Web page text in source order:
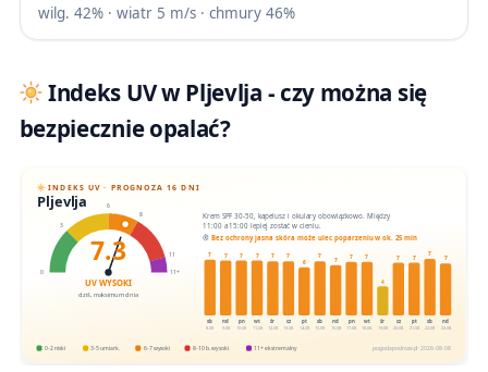
wilg. 42% · wiatr 5 m/s · chmury 46%
Indeks UV w Pljevlja - czy można się
bezpiecznie opalać?
INDEKS UV · PROGNOZA 16 DNI
Pljevlja
0
3
6
8
11
11+
7.3
UV WYSOKI
dziś, maksimum dnia
Krem SPF 30-50, kapelusz i okulary obowiązkowo. Między
11:00 a 15:00 lepiej zostać w cieniu.
Bez ochrony jasna skóra może ulec poparzeniu w ok. 25 min
7
sb
8.08
7
nd
7
pn
10.08
7
wt
11.08
7
śr
12.08
7
cz
13.08
6
pt
14.08
7
sb
15.08
7
nd
16.08
7
pn
17.08
7
wt
18.08
4
śr
19.08
7
cz
20.08
7
pt
21.08
7
sb
22.08
7
nd
23.08
0-2 niski 3-5 umiark. 6-7 wysoki 8-10 b. wysoki 11+ ekstremalny pogodapodroze.pl · 2026-08-08